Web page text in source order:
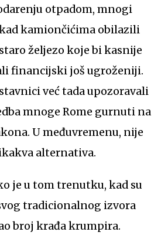
otpadom, mnogi
kamiončićima obilazili
željezo koje bi kasnije
financijski još ugroženiji.
već tada upozoravali
mnoge Rome gurnuti na
U međuvremenu, nije
alternativa.
je u tom trenutku, kad su
tradicionalnog izvora
broj krađa krumpira.